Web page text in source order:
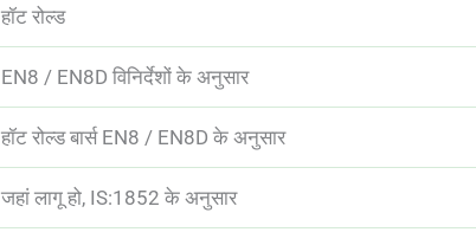
हॉट रोल्ड
EN8 / EN8D विनिर्देशों के अनुसार
हॉट रोल्ड बार्स EN8 / EN8D के अनुसार
जहां लागू हो, IS:1852 के अनुसार